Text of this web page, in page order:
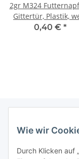
Wie wir
Durch Klicken auf
2gr M324
Gittertür, Plastik,
0,40 € *
Informationen